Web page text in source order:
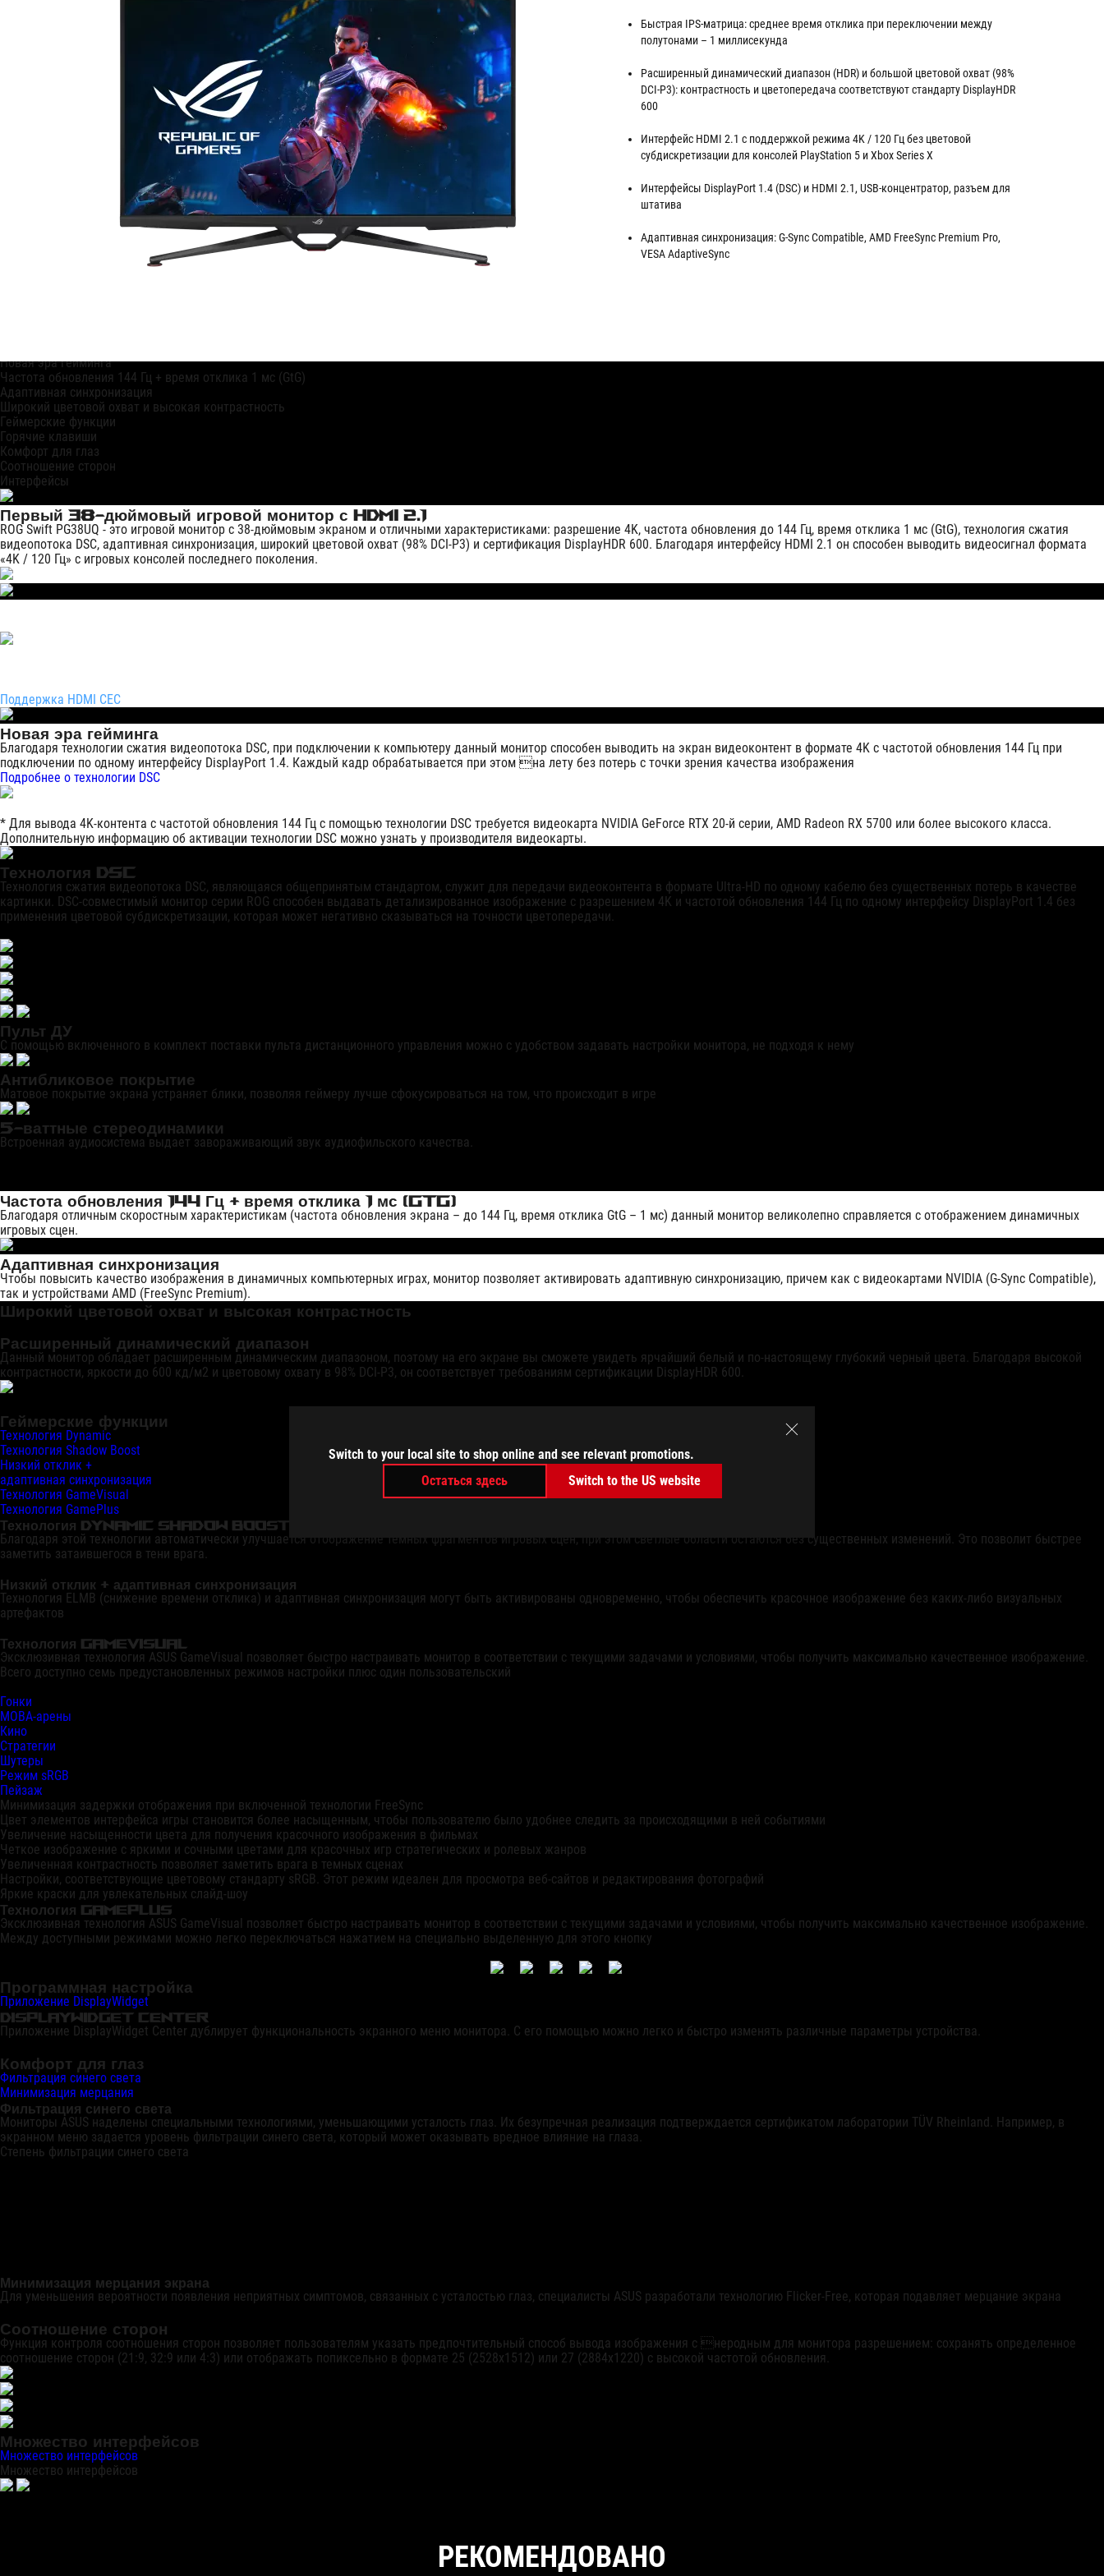
Switch to your local site to shop online and see relevant promotions.
Остаться здесь
Switch to the US website
Быстрая IPS-матрица: среднее время отклика при переключении между
полутонами – 1 миллисекунда
Расширенный динамический диапазон (HDR) и большой цветовой охват (98%
DCI-P3): контрастность и цветопередача соответствуют стандарту DisplayHDR
600
Интерфейс HDMI 2.1 с поддержкой режима 4K / 120 Гц без цветовой
субдискретизации для консолей PlayStation 5 и Xbox Series X
Интерфейсы DisplayPort 1.4 (DSC) и HDMI 2.1, USB-концентратор, разъем для
штатива
Адаптивная синхронизация: G-Sync Compatible, AMD FreeSync Premium Pro,
VESA AdaptiveSync
Новая эра гейминга
Частота обновления 144 Гц + время отклика 1 мс (GtG)
Адаптивная синхронизация
Широкий цветовой охват и высокая контрастность
Геймерские функции
Горячие клавиши
Комфорт для глаз
Соотношение сторон
Интерфейсы
Первый 38-дюймовый игровой монитор с HDMI 2.1
ROG Swift PG38UQ - это игровой монитор с 38-дюймовым экраном и отличными характеристиками: разрешение 4K, частота обновления до 144 Гц, время отклика 1 мс (GtG), технология сжатия
видеопотока DSC, адаптивная синхронизация, широкий цветовой охват (98% DCI-P3) и сертификация DisplayHDR 600. Благодаря интерфейсу HDMI 2.1 он способен выводить видеосигнал формата
«4K / 120 Гц» c игровых консолей последнего поколения.
Поддержка HDMI CEC
Новая эра гейминга
Благодаря технологии сжатия видеопотока DSC, при подключении к компьютеру данный монитор способен выводить на экран видеоконтент в формате 4K с частотой обновления 144 Гц при
подключении по одному интерфейсу DisplayPort 1.4. Каждый кадр обрабатывается при этом на лету без потерь с точки зрения качества изображения
Подробнее о технологии DSC
* Для вывода 4K-контента с частотой обновления 144 Гц с помощью технологии DSC требуется видеокарта NVIDIA GeForce RTX 20-й серии, AMD Radeon RX 5700 или более высокого класса.
Дополнительную информацию об активации технологии DSC можно узнать у производителя видеокарты.
Технология DSC
Технология сжатия видеопотока DSC, являющаяся общепринятым стандартом, служит для передачи видеоконтента в формате Ultra-HD по одному кабелю без существенных потерь в качестве
картинки. DSC-совместимый монитор серии ROG способен выдавать детализированное изображение с разрешением 4K и частотой обновления 144 Гц по одному интерфейсу DisplayPort 1.4 без
применения цветовой субдискретизации, которая может негативно сказываться на точности цветопередачи.
Пульт ДУ
С помощью включенного в комплект поставки пульта дистанционного управления можно с удобством задавать настройки монитора, не подходя к нему
Антибликовое покрытие
Матовое покрытие экрана устраняет блики, позволяя геймеру лучше сфокусироваться на том, что происходит в игре
5-ваттные стереодинамики
Встроенная аудиосистема выдает завораживающий звук аудиофильского качества.
Частота обновления 144 Гц + время отклика 1 мс (GtG)
Благодаря отличным скоростным характеристикам (частота обновления экрана – до 144 Гц, время отклика GtG – 1 мс) данный монитор великолепно справляется с отображением динамичных
игровых сцен.
Адаптивная синхронизация
Чтобы повысить качество изображения в динамичных компьютерных играх, монитор позволяет активировать адаптивную синхронизацию, причем как с видеокартами NVIDIA (G-Sync Compatible),
так и устройствами AMD (FreeSync Premium).
Широкий цветовой охват и высокая контрастность
Расширенный динамический диапазон
Данный монитор обладает расширенным динамическим диапазоном, поэтому на его экране вы сможете увидеть ярчайший белый и по-настоящему глубокий черный цвета. Благодаря высокой
контрастности, яркости до 600 кд/м2 и цветовому охвату в 98% DCI-P3, он соответствует требованиям сертификации DisplayHDR 600.
Геймерские функции
Технология Dynamic
Технология Shadow Boost
Низкий отклик +
адаптивная синхронизация
Технология GameVisual
Технология GamePlus
Технология Dynamic Shadow Boost
Благодаря этой технологии автоматически улучшается отображение темных фрагментов игровых сцен, при этом светлые области остаются без существенных изменений. Это позволит быстрее
заметить затаившегося в тени врага.
Низкий отклик + адаптивная синхронизация
Технология ELMB (снижение времени отклика) и адаптивная синхронизация могут быть активированы одновременно, чтобы обеспечить красочное изображение без каких-либо визуальных
артефактов
Технология GameVisual
Эксклюзивная технология ASUS GameVisual позволяет быстро настраивать монитор в соответствии с текущими задачами и условиями, чтобы получить максимально качественное изображение.
Всего доступно семь предустановленных режимов настройки плюс один пользовательский
Гонки
MOBA-арены
Кино
Стратегии
Шутеры
Режим sRGB
Пейзаж
Минимизация задержки отображения при включенной технологии FreeSync
Цвет элементов интерфейса игры становится более насыщенным, чтобы пользователю было удобнее следить за происходящими в ней событиями
Увеличение насыщенности цвета для получения красочного изображения в фильмах
Четкое изображение с яркими и сочными цветами для красочных игр стратегических и ролевых жанров
Увеличенная контрастность позволяет заметить врага в темных сценах
Настройки, соответствующие цветовому стандарту sRGB. Этот режим идеален для просмотра веб-сайтов и редактирования фотографий
Яркие краски для увлекательных слайд-шоу
Технология GamePlus
Эксклюзивная технология ASUS GameVisual позволяет быстро настраивать монитор в соответствии с текущими задачами и условиями, чтобы получить максимально качественное изображение.
Между доступными режимами можно легко переключаться нажатием на специально выделенную для этого кнопку
Программная настройка
Приложение DisplayWidget
DisplayWidget center
Приложение DisplayWidget Center дублирует функциональность экранного меню монитора. С его помощью можно легко и быстро изменять различные параметры устройства.
Комфорт для глаз
Фильтрация синего света
Минимизация мерцания
Фильтрация синего света
Мониторы ASUS наделены специальными технологиями, уменьшающими усталость глаз. Их безупречная реализация подтверждается сертификатом лаборатории TÜV Rheinland. Например, в
экранном меню задается уровень фильтрации синего света, который может оказывать вредное влияние на глаза.
Степень фильтрации синего света
Минимизация мерцания экрана
Для уменьшения вероятности появления неприятных симптомов, связанных с усталостью глаз, специалисты ASUS разработали технологию Flicker-Free, которая подавляет мерцание экрана
Соотношение сторон
Функция контроля соотношения сторон позволяет пользователям указать предпочтительный способ вывода изображения с неродным для монитора разрешением: сохранять определенное
соотношение сторон (21:9, 32:9 или 4:3) или отображать попиксельно в формате 25 (2528x1512) или 27 (2884x1220) c высокой частотой обновления.
Множество интерфейсов
Множество интерфейсов
Множество интерфейсов
РЕКОМЕНДОВАНО